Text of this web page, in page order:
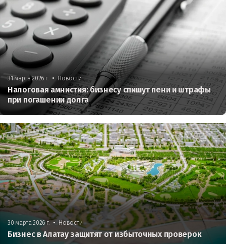
31 марта 2026 г. • Новости
Налоговая амнистия: бизнесу спишут пени и штрафы
при погашении долга
30 марта 2026 г. • Новости
Бизнес в Алатау защитят от избыточных проверок